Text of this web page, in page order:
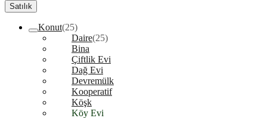
Satılık
Konut(25)
Daire(25)
Bina
Çiftlik Evi
Dağ Evi
Devremülk
Kooperatif
Köşk
Köy Evi